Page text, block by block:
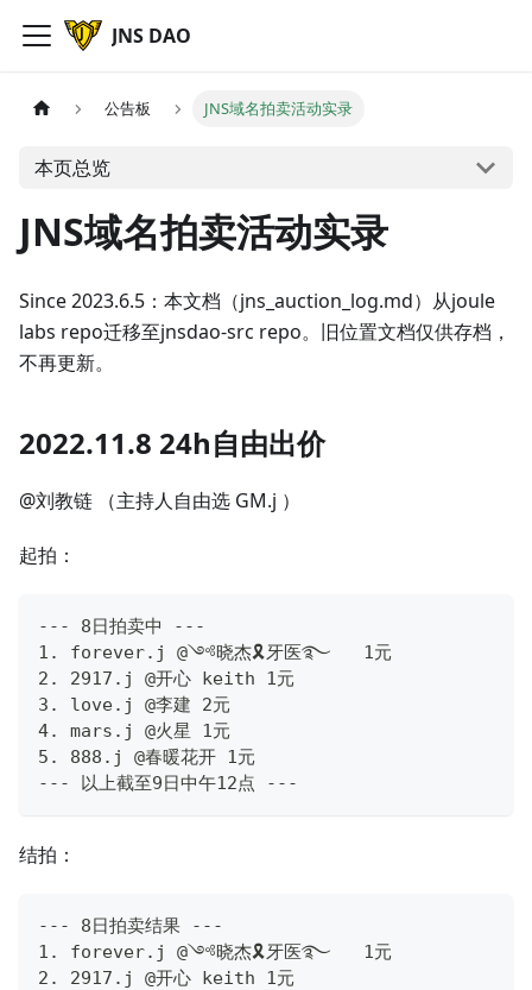
JNS DAO
公告板 JNS域名拍卖活动实录
本页总览
JNS域名拍卖活动实录
Since 2023.6.5：本文档（jns_auction_log.md）从joule
labs repo迁移至jnsdao-src repo。旧位置文档仅供存档，
不再更新。
2022.11.8 24h自由出价
@刘教链 （主持人自由选 GM.j ）
起拍：
--- 8日拍卖中 ---
1. forever.j @༺晓杰🎗牙医࿐   1元
2. 2917.j @开心 keith 1元
3. love.j @李建 2元
4. mars.j @火星 1元
5. 888.j @春暖花开 1元
--- 以上截至9日中午12点 ---
结拍：
--- 8日拍卖结果 ---
1. forever.j @༺晓杰🎗牙医࿐   1元
2. 2917.j @开心 keith 1元